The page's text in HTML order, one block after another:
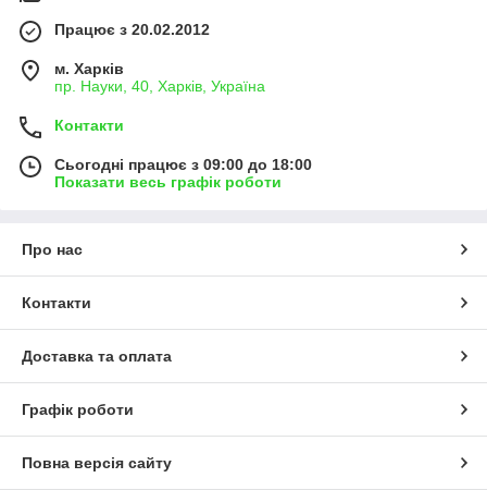
Працює з 20.02.2012
м. Харків
пр. Науки, 40, Харків, Україна
Контакти
Сьогодні працює з 09:00 до 18:00
Показати весь графік роботи
Про нас
Контакти
Доставка та оплата
Графік роботи
Повна версія сайту